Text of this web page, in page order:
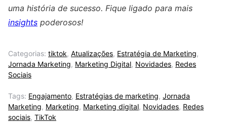
uma história de sucesso. Fique ligado para mais
insights poderosos!
Categorias: tiktok, Atualizações, Estratégia de Marketing,
Jornada Marketing, Marketing Digital, Novidades, Redes
Sociais
Tags: Engajamento, Estratégias de marketing, Jornada
Marketing, Marketing, Marketing digital, Novidades, Redes
sociais, TikTok